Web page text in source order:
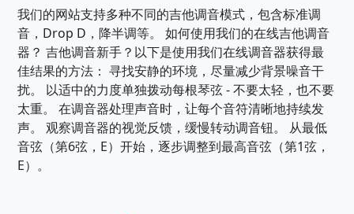
我们的网站支持多种不同的吉他调音模式，包含标准调
音，Drop D，降半调等。 如何使用我们的在线吉他调音
器？ 吉他调音新手？以下是使用我们在线调音器获得最
佳结果的方法： 寻找安静的环境，尽量减少背景噪音干
扰。 以适中的力度单独拨动每根琴弦 - 不要太轻，也不要
太重。 在调音器处理声音时，让每个音符清晰地持续发
声。 观察调音器的视觉反馈，缓慢转动调音钮。 从最低
音弦（第6弦，E）开始，逐步调整到最高音弦（第1弦，
E）。